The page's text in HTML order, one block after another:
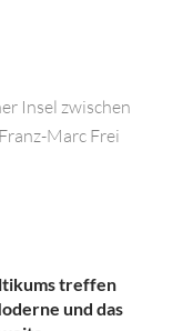
Insel zwischen
Marc Frei
treffen
und das